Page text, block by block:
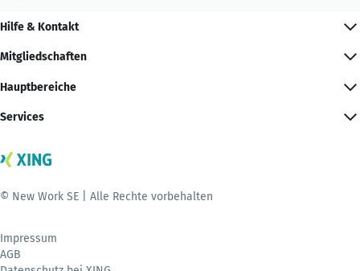
Hilfe & Kontakt
Mitgliedschaften
Hauptbereiche
Services
© New Work SE | Alle Rechte vorbehalten
Impressum
AGB